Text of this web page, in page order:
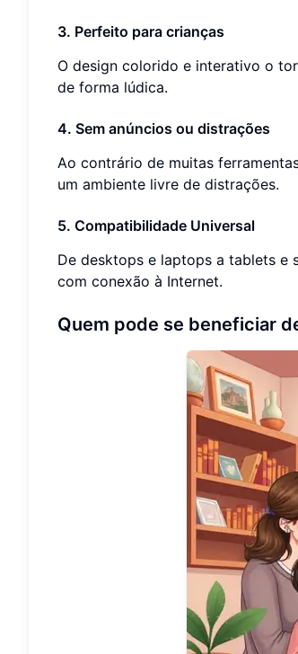
3. Perfeito para crianças
O design colorido e interativo o
de forma lúdica.
4. Sem anúncios ou distrações
Ao contrário de muitas
um ambiente livre de distrações.
5. Compatibilidade Universal
De desktops e laptops a tablets e
com conexão à Internet.
Quem pode se beneficiar